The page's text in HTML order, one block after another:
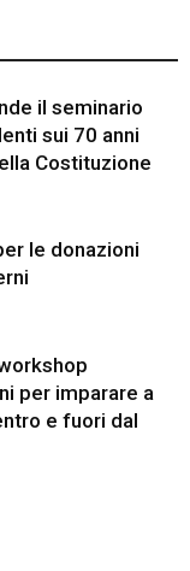
il seminario
sui 70 anni
Costituzione
le donazioni
per imparare a
e fuori dal